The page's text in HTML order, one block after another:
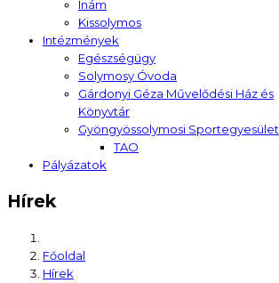
Inám
Kissolymos
Intézmények
Egészségügy
Solymosy Óvoda
Gárdonyi Géza Művelődési Ház és
Könyvtár
Gyöngyössolymosi Sportegyesület
TAO
Pályázatok
Hírek
Főoldal
Hírek